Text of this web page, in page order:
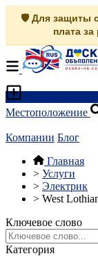
🛡️ Для защиты
плата
Местоположение
Компании Блог
Главная
> Услуги
> Электрик
> West
Ключевое слово
Категория